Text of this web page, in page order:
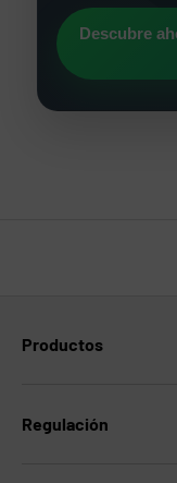
Descubre
Productos
Regulación